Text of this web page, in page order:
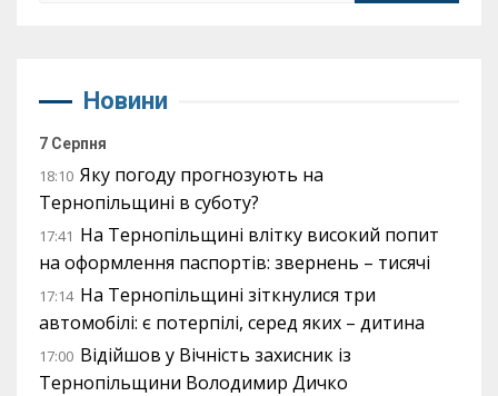
Новини
7 Серпня
18:10 Яку погоду прогнозують на
Тернопільщині в суботу?
17:41 На Тернопільщині влітку високий попит
на оформлення паспортів: звернень – тисячі
17:14 На Тернопільщині зіткнулися три
автомобілі: є потерпілі, серед яких – дитина
17:00 Відійшов у Вічність захисник із
Тернопільщини Володимир Дичко